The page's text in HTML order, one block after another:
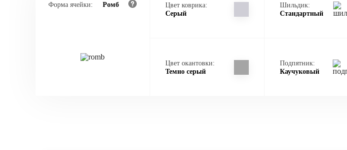
Форма ячейки: Ромб
Цвет коврика:
Серый
Шильдик:
Стандартный
Цвет окантовки:
Темно серый
Подпятник:
Каучуковый